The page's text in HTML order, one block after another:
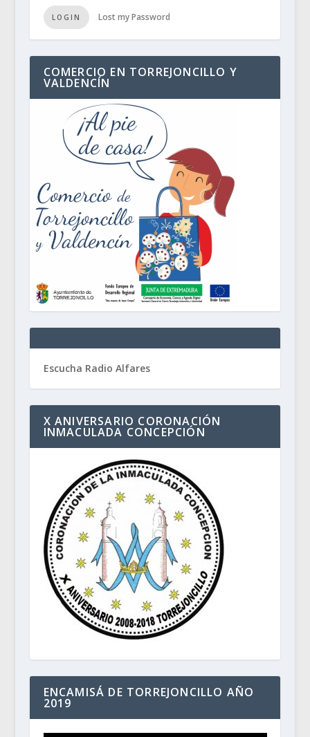
LOGIN Lost my Password
COMERCIO EN TORREJONCILLO Y
VALDENCÍN
Escucha Radio Alfares
X ANIVERSARIO CORONACIÓN
INMACULADA CONCEPCIÓN
ENCAMISÁ DE TORREJONCILLO AÑO
2019